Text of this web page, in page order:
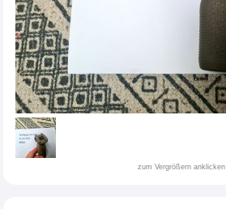
zum Vergrößern anklicken